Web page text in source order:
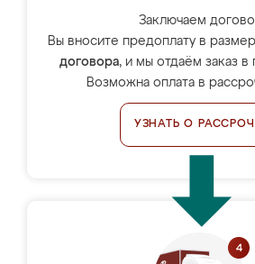
Заключаем
Вы вносите предоплату в
договора, и мы отдаём заказ в
Возможна оплата в
УЗНАТЬ О